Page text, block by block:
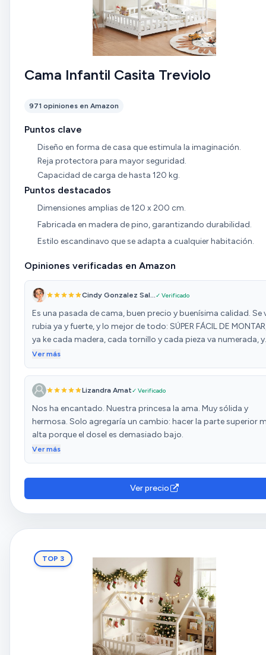
Cama Infantil Casita Treviolo
971 opiniones en Amazon
Puntos clave
Diseño en forma de casa que estimula la imaginación.
Reja protectora para mayor seguridad.
Capacidad de carga de hasta 120 kg.
Puntos destacados
Dimensiones amplias de 120 x 200 cm.
Fabricada en madera de pino, garantizando durabilidad.
Estilo escandinavo que se adapta a cualquier habitación.
Opiniones verificadas en Amazon
Cindy Gonzalez Sal...✓ Verificado
Es una pasada de cama, buen precio y buenísima calidad. Se
rubia ya y fuerte, y lo mejor de todo: SÚPER FÁCIL DE
ya ke cada madera, cada tornillo y cada pieza va numerada, y
las instrucciones super bien explicado. Hasta mi hija de 2
nuestro caso hemos comprado la de 90x200, son
perfectamente correctas para el colchón de 90x200, encaja
la perfección. La verdad ke estamos super contentos con la
compra.
Ver más
Lizandra Amat✓ Verificado
Nos ha encantado. Nuestra princesa la ama. Muy sólida y
hermosa. Solo agregaría un cambio: hacer la parte superior
alta porque el dosel es demasiado bajo.
Ver más
Ver precio
TOP 3